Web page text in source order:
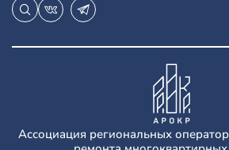
Ассоциация региональных